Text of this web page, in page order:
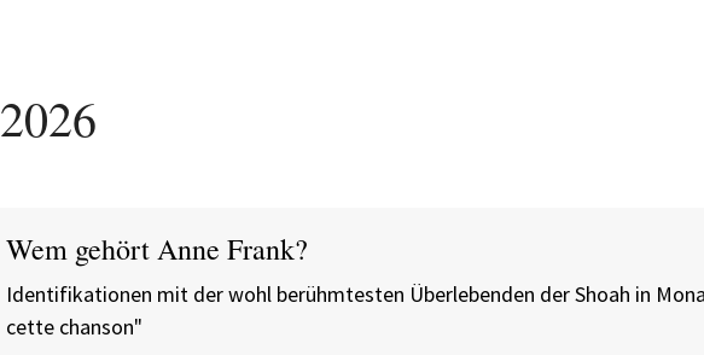
2026
Wem gehört Anne Frank?
Identifikationen mit der wohl berühmtesten Überlebenden der Shoah in
cette chanson"